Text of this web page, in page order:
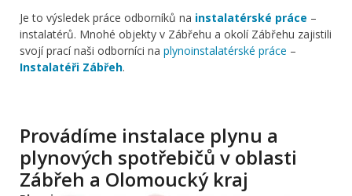
Je to výsledek práce odborníků na instalatérské práce –
instalatérů. Mnohé objekty v Zábřehu a okolí Zábřehu zajistili
svojí prací naši odborníci na plynoinstalatérské práce –
Instalatéři Zábřeh.
Provádíme instalace plynu a
plynových spotřebičů v oblasti
Zábřeh a Olomoucký kraj